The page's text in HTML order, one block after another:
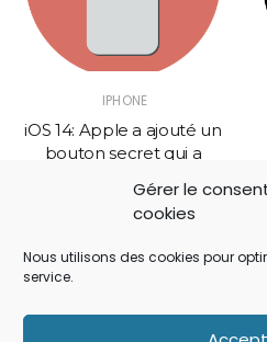
Gérer le
cookies
Nous utilisons des cookies pour
service.
IPHONE
iOS 14: Apple a ajouté un
bouton secret qui a
No Comment